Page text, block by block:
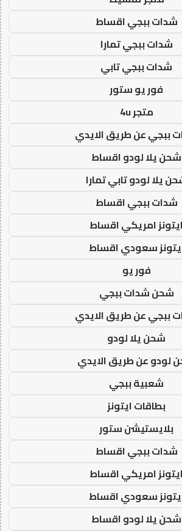
شدات ببجي اقساط
شدات ببجي تمارا
شدات ببجي تابي
فور يو ستور
متجر 4u
ببجي عن طريق الايدي
شحن يلا لودو اقساط
يلا لودو تابي تمارا
شدات ببجي اقساط
ايتونز امريكي اقساط
سعودي اقساط
فور يو
شحن شدات ببجي
ببجي عن طريق الايدي
شحن يلا لودو
لودو عن طريق الايدي
شعبية ببجي
بطاقات ايتونز
بلايستيشن ستور
شدات ببجي اقساط
ايتونز امريكي اقساط
سعودي اقساط
شحن يلا لودو اقساط